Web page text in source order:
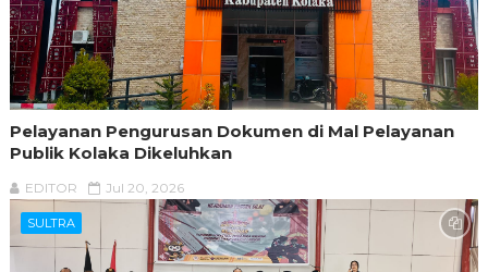
Pelayanan Pengurusan Dokumen di Mal Pelayanan
Publik Kolaka Dikeluhkan
EDITOR Jul 20, 2026
SULTRA